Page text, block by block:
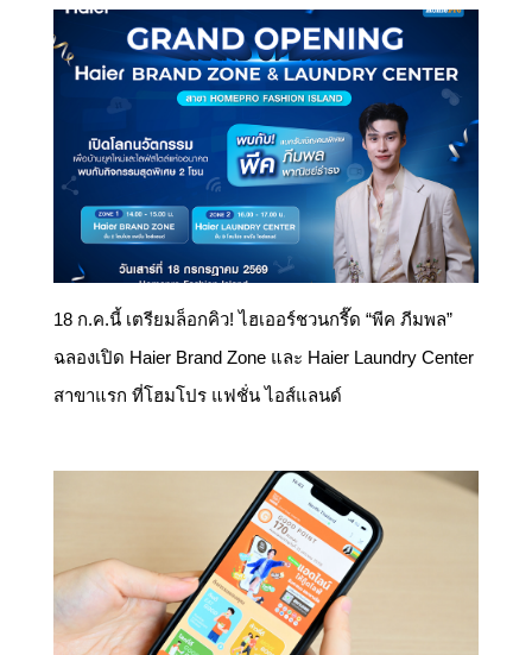
18 ก.ค.นี้ เตรียมล็อกคิว! ไฮเออร์ชวนกรี๊ด “พีค ภีมพล”
ฉลองเปิด Haier Brand Zone และ Haier Laundry Center
สาขาแรก ที่โฮมโปร แฟชั่น ไอส์แลนด์